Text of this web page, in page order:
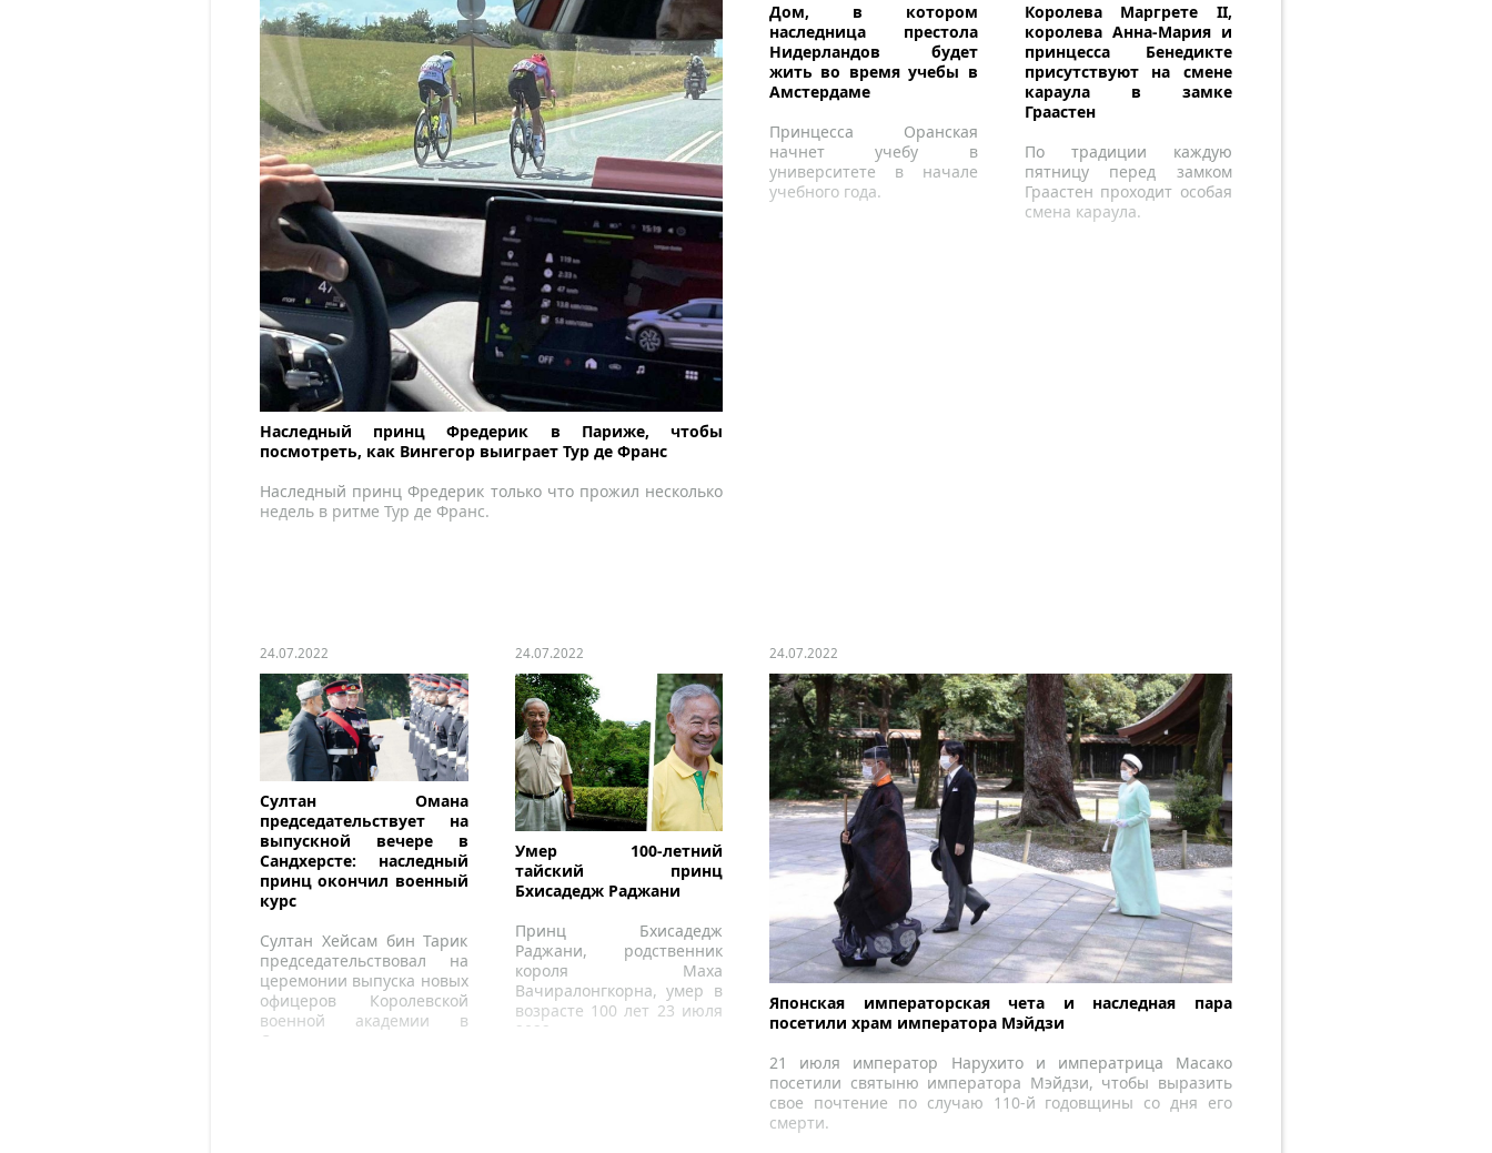
Наследный принц Фредерик в Париже, чтобы
посмотреть, как Вингегор выиграет Тур де Франс
Наследный принц Фредерик только что прожил несколько
недель в ритме Тур де Франс.
Дом, в котором
наследница престола
Нидерландов будет
жить во время учебы в
Амстердаме
Принцесса Оранская
начнет учебу в
университете в начале
учебного года.
Королева Маргрете II,
королева Анна-Мария и
принцесса Бенедикте
присутствуют на смене
караула в замке
Граастен
По традиции каждую
пятницу перед замком
Граастен проходит особая
смена караула.
24.07.2022
Султан Омана
председательствует на
выпускной вечере в
Сандхерсте: наследный
принц окончил военный
курс
Султан Хейсам бин Тарик
председательствовал на
церемонии выпуска новых
офицеров Королевской
военной академии в
Сандхерсте.
24.07.2022
Умер 100-летний
тайский принц
Бхисадедж Раджани
Принц Бхисадедж
Раджани, родственник
короля Маха
Вачиралонгкорна, умер в
возрасте 100 лет 23 июля
2022 года.
24.07.2022
Японская императорская чета и наследная пара
посетили храм императора Мэйдзи
21 июля император Нарухито и императрица Масако
посетили святыню императора Мэйдзи, чтобы выразить
свое почтение по случаю 110-й годовщины со дня его
смерти.